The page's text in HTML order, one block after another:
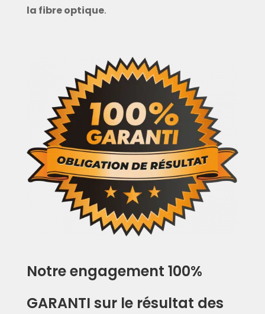
la fibre optique.
Notre engagement 100%
GARANTI sur le résultat des